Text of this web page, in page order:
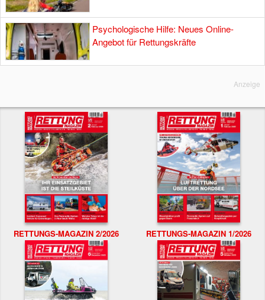
Psychologische Hilfe: Neues Online-
Angebot für Rettungskräfte
Anzeige
RETTUNGS-MAGAZIN 2/2026 RETTUNGS-MAGAZIN 1/2026